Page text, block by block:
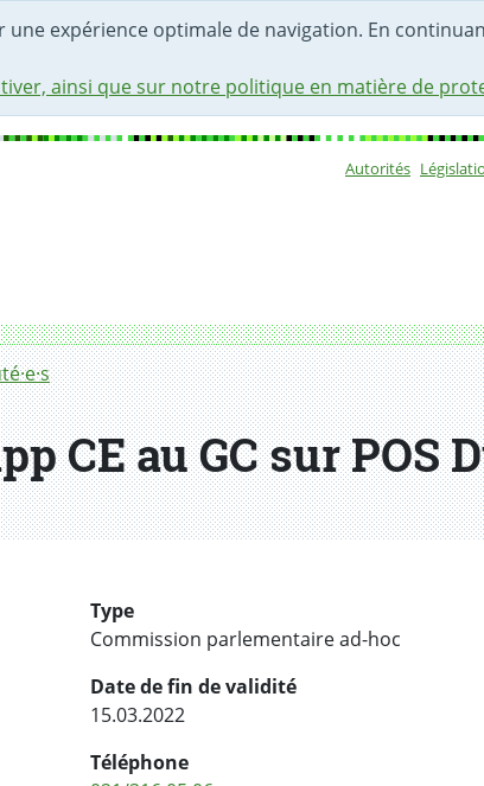
expérience optimale de navigation. En
ainsi que sur notre politique en matière de
Autorités
CE au GC sur POS
Type
Commission parlementaire ad-hoc
Date de fin de validité
15.03.2022
Téléphone